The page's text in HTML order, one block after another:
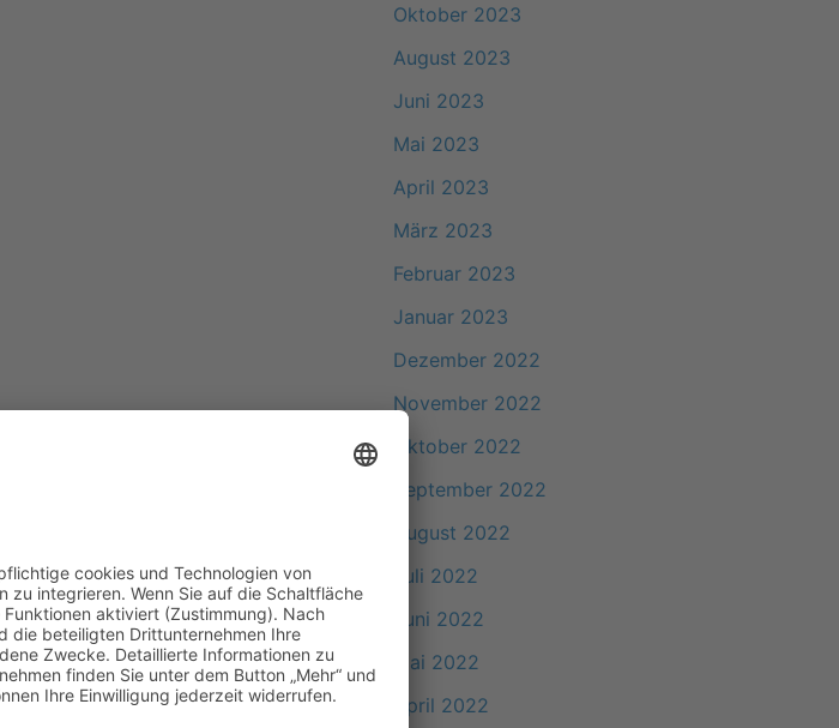
Oktober 2023
August 2023
Juni 2023
Mai 2023
April 2023
März 2023
Februar 2023
Januar 2023
Dezember 2022
November 2022
Oktober 2022
September 2022
August 2022
Juli 2022
Juni 2022
Mai 2022
April 2022